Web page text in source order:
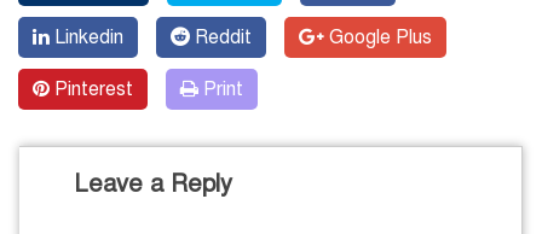
Linkedin Reddit Google Plus
Pinterest Print
Leave a Reply